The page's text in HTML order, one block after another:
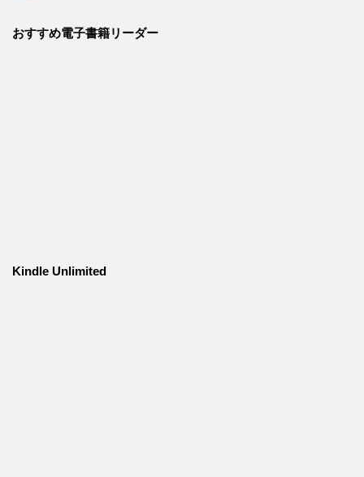
おすすめ電子書籍リーダー
Kindle Unlimited